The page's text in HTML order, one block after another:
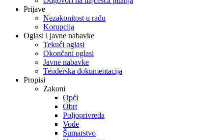
Prijave
Nezakonitost u radu
Korupcija
Oglasi i javne nabavke
Tekući oglasi
Okončani oglasi
Javne nabavke
Tenderska dokumentacija
Propisi
Zakoni
Opći
Obrt
Poljoprivreda
Vode
Šumarstvo